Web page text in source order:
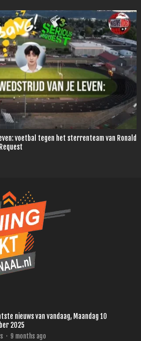
voetbal tegen het sterrenteam van Ronald
nieuws van vandaag, Maandag 10
2025
· 9 months ago